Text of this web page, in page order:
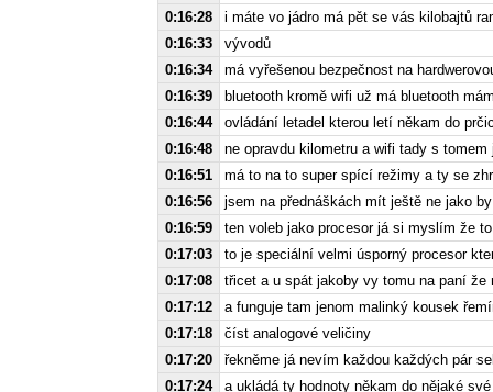
0:16:28
i máte vo jádro má pět se vás kilobajtů
0:16:33
vývodů
0:16:34
má vyřešenou bezpečnost na
0:16:39
bluetooth kromě wifi už má bluetooth
0:16:44
ovládání letadel kterou letí někam do
0:16:48
ne opravdu kilometru a wifi tady s tomem
0:16:51
má to na to super spící režimy a ty se
0:16:56
jsem na přednáškách mít ještě ne jako
0:16:59
ten voleb jako procesor já si myslím že
0:17:03
to je speciální velmi úsporný procesor
0:17:08
třicet a u spát jakoby vy tomu na paní že
0:17:12
a funguje tam jenom malinký kousek
0:17:18
číst analogové veličiny
0:17:20
řekněme já nevím každou každých pár
0:17:24
a ukládá ty hodnoty někam do nějaké